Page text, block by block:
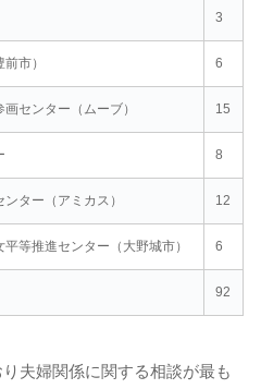
3
市） 6
センター（ムーブ） 15
8
ター（アミカス） 12
等推進センター（大野城市） 6
92
夫婦関係に関する相談が最も